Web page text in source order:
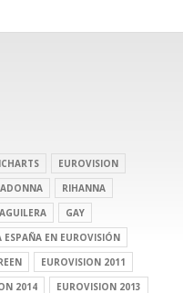
EUROVISION
RIHANNA
GAY
ESPAÑA EN EUROVISIÓN
EUROVISION 2011
2014
EUROVISION 2013